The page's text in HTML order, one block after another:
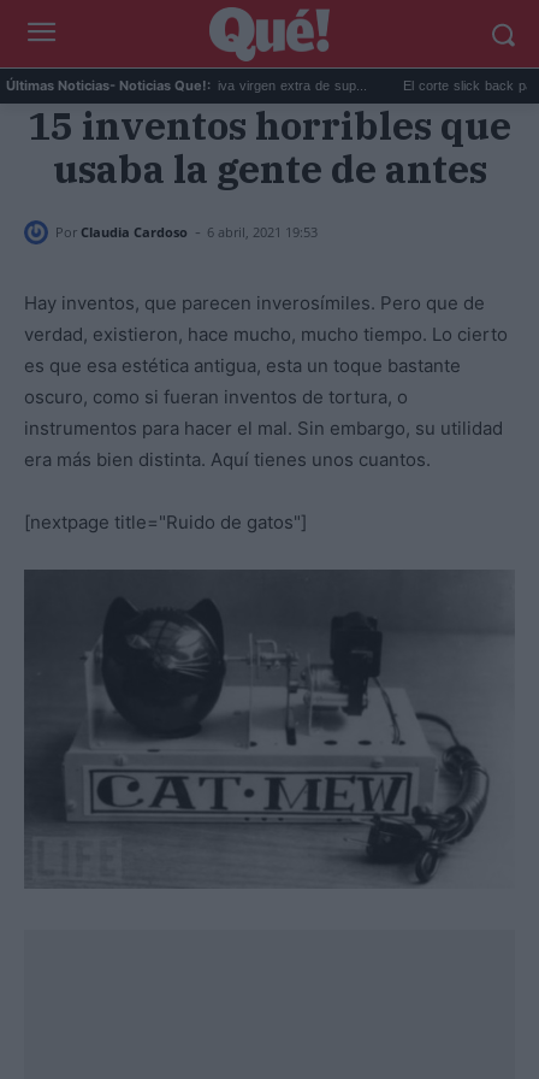
Últimas Noticias- Noticias Que!:
Los 6 mejores aceites de oliva virgen extra de sup... El corte slick back para
15 inventos horribles que
usaba la gente de antes
Por Claudia Cardoso - 6 abril, 2021 19:53
Hay inventos, que parecen inverosímiles. Pero que de
verdad, existieron, hace mucho, mucho tiempo. Lo cierto
es que esa estética antigua, esta un toque bastante
oscuro, como si fueran inventos de tortura, o
instrumentos para hacer el mal. Sin embargo, su utilidad
era más bien distinta. Aquí tienes unos cuantos.
[nextpage title="Ruido de gatos"]